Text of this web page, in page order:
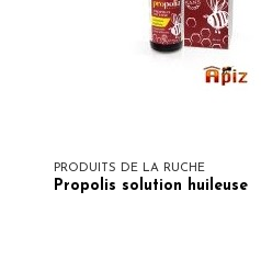
PRODUITS DE LA RUCHE
Propolis solution huileuse